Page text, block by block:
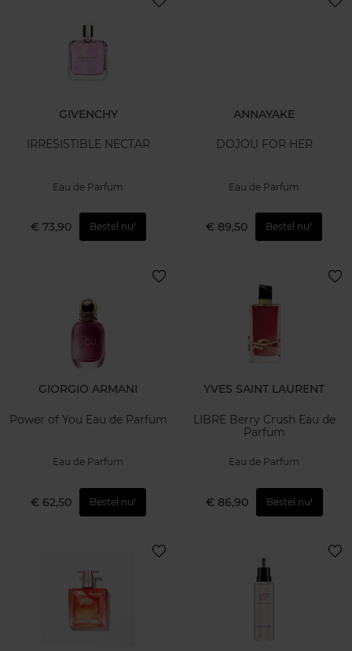
GIVENCHY
IRRESISTIBLE NECTAR
Eau de Parfum
€ 73,90 Bestel nu!
ANNAYAKE
DOJOU FOR HER
Eau de Parfum
€ 89,50 Bestel nu!
GIORGIO ARMANI
Power of You Eau de Parfum
Eau de Parfum
€ 62,50 Bestel nu!
YVES SAINT LAURENT
LIBRE Berry Crush Eau de
Parfum
Eau de Parfum
€ 86,90 Bestel nu!